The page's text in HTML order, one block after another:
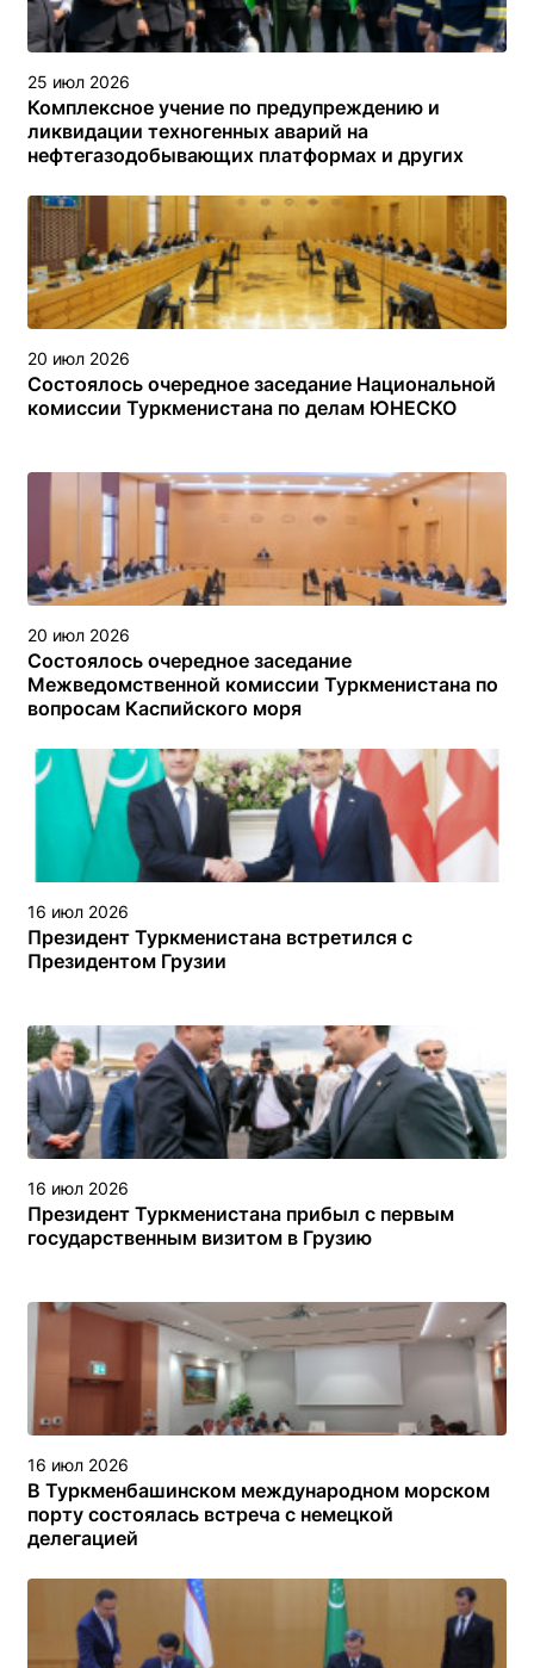
25 июл 2026
Комплексное учение по предупреждению и
ликвидации техногенных аварий на
нефтегазодобывающих платформах и других
туркменском секторе Каспийского моря
20 июл 2026
Состоялось очередное заседание Национальной
комиссии Туркменистана по делам ЮНЕСКО
20 июл 2026
Состоялось очередное заседание
Межведомственной комиссии Туркменистана по
вопросам Каспийского моря
16 июл 2026
Президент Туркменистана встретился с
Президентом Грузии
16 июл 2026
Президент Туркменистана прибыл с первым
государственным визитом в Грузию
16 июл 2026
В Туркменбашинском международном морском
порту состоялась встреча с немецкой
делегацией